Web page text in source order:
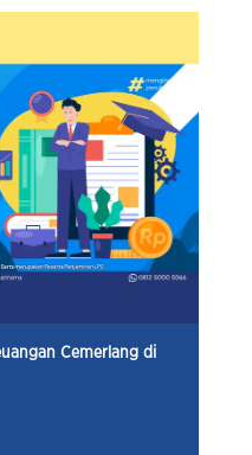
Cemerlang di